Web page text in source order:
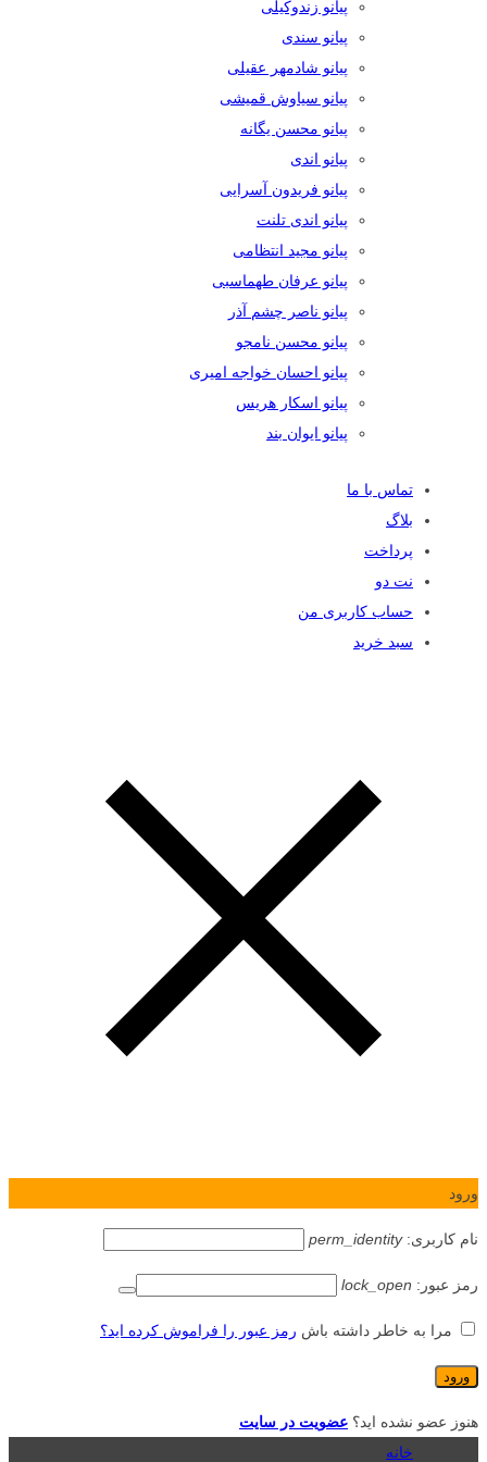
پیانو زندوکیلی
پیانو سندی
پیانو شادمهر عقیلی
پیانو سیاوش قمیشی
پیانو محسن یگانه
پیانو اندی
پیانو فریدون آسرایی
پیانو اندی تلنت
پیانو مجید انتظامی
پیانو عرفان طهماسبی
پیانو ناصر چشم آذر
پیانو محسن نامجو
پیانو احسان خواجه امیری
پیانو اسکار هریس
پیانو ایوان بند
تماس با ما
بلاگ
پرداخت
نت دو
حساب کاربری من
سبد خرید
ورود
نام کاربری:perm_identity
رمز عبور: lock_open
مرا به خاطر داشته باش رمز عبور را فراموش کرده اید؟
هنوز عضو نشده اید؟ عضویت در سایت
خانه